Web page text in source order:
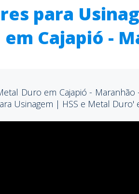
para
em Cajapió -
Duro em Cajapió -
Usinagem | HSS e Metal